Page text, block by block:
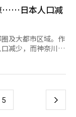
使韩国成长为技术
立一个在未来20
济的原因。 历
次站在十字路口，
创造新的增长引
任何小的疑虑都不
措施。同时，也需
纯的现金补助或一
质就业机会，让年
儿所希望的并不
够买得起一套房
自己的选票能够得
公民应享有的最低
界作出回应的时候
。这是我们社会当
的警告。人民希望
而非阵营逻辑。韩
未来。AI时代的国
自治体必须共同努
根本的问题。韩国
育热情是工业化、
更快找到答案。生
设计新解答的能
从寻找答案转向解
事。然而，人口结
气和长期的国家战
而不仅仅是下届政
不代表每个家庭的
管国家经济迎来了
已成
房子。股价上涨，
通劳动者的生活依
己的经济现实感到
巨额的附加值，但
能人
业从业者、中小企
果实。增长的引擎
权未能得到充分保
件，社会各界出现
。比起讨论他们支
的青年选择走上街
力学习、获得稳定
路变得越来越模
的居住压力不断加
条件的制约。与此
……日本人口减
及大都市区域。作
减少，而神奈川
生育率降至历史最
致的自然减少。
了309万6575人
有东京都和冲绳
5 下